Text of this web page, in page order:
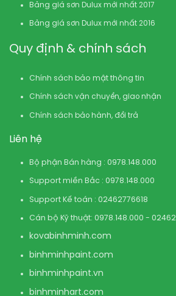
Bảng giá sơn Dulux mới nhất 2017
Bảng giá sơn Dulux mới nhất 2016
Quy định & chính sách
Chính sách bảo mật thông tin
Chính sách vận chuyển, giao nhận
Chính sách bảo hành, đổi trả
Liên hệ
Bộ phận Bán hàng : 0978.148.000
Support miền Bắc : 0978.148.000
Support Kế toán : 02462776618
Cán bộ Kỹ thuật: 0978.148.000 -
kovabinhminh.com
binhminhpaint.com
binhminhpaint.vn
binhminhart.com